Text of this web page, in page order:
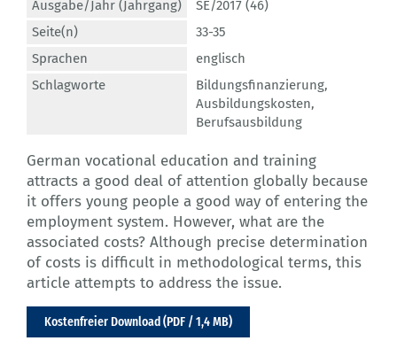
Ausgabe/Jahr (Jahrgang)
SE/2017 (46)
Seite(n)
33-35
Sprachen
englisch
Schlagworte
Bildungsfinanzierung,
Ausbildungskosten,
Berufsausbildung
German vocational education and training
attracts a good deal of attention globally because
it offers young people a good way of entering the
employment system. However, what are the
associated costs? Although precise determination
of costs is difficult in methodological terms, this
article attempts to address the issue.
Kostenfreier Download (PDF / 1,4 MB)